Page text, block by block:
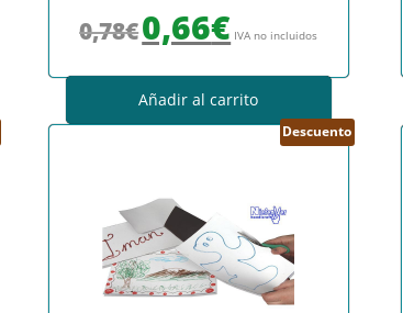
0,78€0,66€ IVA no incluidos
Añadir al carrito
Descuento